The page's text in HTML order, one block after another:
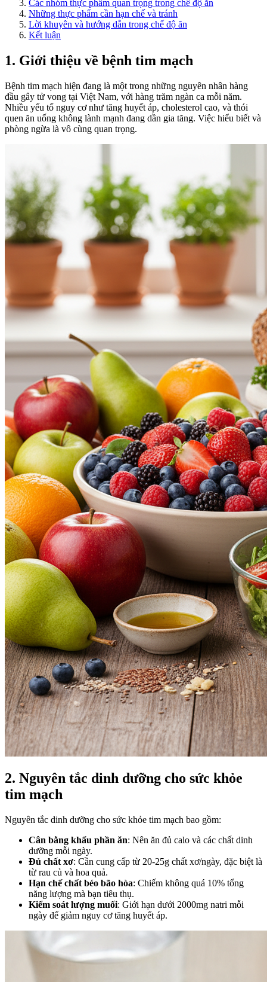
Các nhóm thực phẩm quan trọng trong chế độ ăn
Những thực phẩm cần hạn chế và tránh
Lời khuyên và hướng dẫn trong chế độ ăn
Kết luận
1. Giới thiệu về bệnh tim mạch
Bệnh tim mạch hiện đang là một trong những nguyên nhân hàng
đầu gây tử vong tại Việt Nam, với hàng trăm ngàn ca mỗi năm.
Nhiều yếu tố nguy cơ như tăng huyết áp, cholesterol cao, và thói
quen ăn uống không lành mạnh đang dần gia tăng. Việc hiểu biết và
phòng ngừa là vô cùng quan trọng.
2. Nguyên tắc dinh dưỡng cho sức khỏe
tim mạch
Nguyên tắc dinh dưỡng cho sức khỏe tim mạch bao gồm:
Cân bằng khẩu phần ăn: Nên ăn đủ calo và các chất dinh
dưỡng mỗi ngày.
Đủ chất xơ: Cần cung cấp từ 20-25g chất xơ/ngày, đặc biệt là
từ rau củ và hoa quả.
Hạn chế chất béo bão hòa: Chiếm không quá 10% tổng
năng lượng mà bạn tiêu thụ.
Kiểm soát lượng muối: Giới hạn dưới 2000mg natri mỗi
ngày để giảm nguy cơ tăng huyết áp.